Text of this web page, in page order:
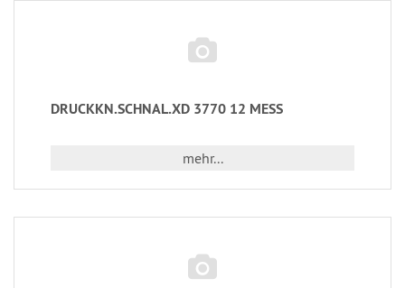
DRUCKKN.SCHNAL.XD 3770 12 MESS
mehr...